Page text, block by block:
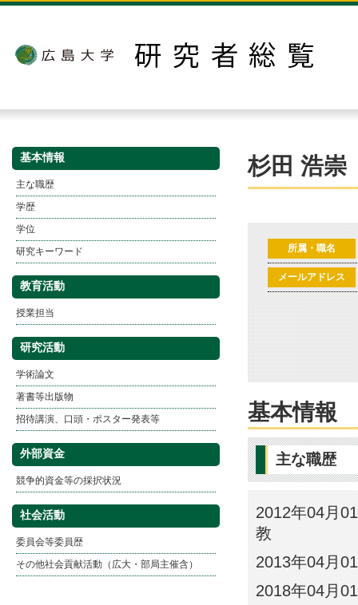
基本情報
主な職歴
学歴
学位
研究キーワード
教育活動
授業担当
研究活動
学術論文
著書等出版物
招待講演、口頭・ポスター発表等
外部資金
競争的資金等の採択状況
社会活動
委員会等委員歴
その他社会貢献活動（広大・部局主催含）
杉田 浩崇
所属・職名
メールアドレス
基本情報
主な職歴
2012年04月
教
2013年04月
2018年04月